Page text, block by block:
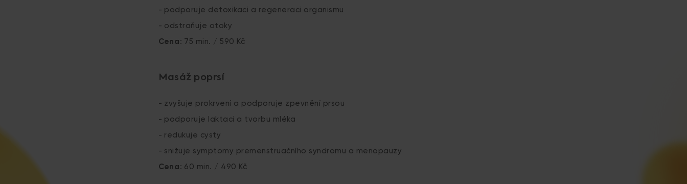
- podporuje detoxikaci a regeneraci organismu
- odstraňuje otoky
Cena: 75 min. / 590 Kč
Masáž poprsí
- zvyšuje prokrvení a podporuje zpevnění prsou
- podporuje laktaci a tvorbu mléka
- redukuje cysty
- snižuje symptomy premenstruačního syndromu a menopauzy
Cena: 60 min. / 490 Kč